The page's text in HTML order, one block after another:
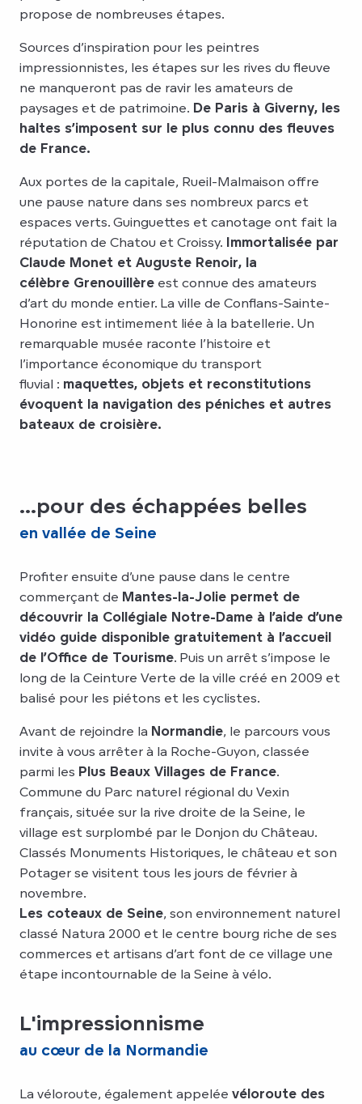
propose de nombreuses étapes.
Sources d’inspiration pour les peintres
impressionnistes, les étapes sur les rives du fleuve
ne manqueront pas de ravir les amateurs de
paysages et de patrimoine. De Paris à Giverny, les
haltes s’imposent sur le plus connu des fleuves
de France.
Aux portes de la capitale, Rueil-Malmaison offre
une pause nature dans ses nombreux parcs et
espaces verts. Guinguettes et canotage ont fait la
réputation de Chatou et Croissy. Immortalisée par
Claude Monet et Auguste Renoir, la
célèbre Grenouillère est connue des amateurs
d’art du monde entier. La ville de Conflans-Sainte-
Honorine est intimement liée à la batellerie. Un
remarquable musée raconte l’histoire et
l’importance économique du transport
fluvial : maquettes, objets et reconstitutions
évoquent la navigation des péniches et autres
bateaux de croisière.
...pour des échappées belles
en vallée de Seine
Profiter ensuite d’une pause dans le centre
commerçant de Mantes-la-Jolie permet de
découvrir la Collégiale Notre-Dame à l’aide d’une
vidéo guide disponible gratuitement à l’accueil
de l’Office de Tourisme. Puis un arrêt s’impose le
long de la Ceinture Verte de la ville créé en 2009 et
balisé pour les piétons et les cyclistes.
Avant de rejoindre la Normandie, le parcours vous
invite à vous arrêter à la Roche-Guyon, classée
parmi les Plus Beaux Villages de France.
Commune du Parc naturel régional du Vexin
français, située sur la rive droite de la Seine, le
village est surplombé par le Donjon du Château.
Classés Monuments Historiques, le château et son
Potager se visitent tous les jours de février à
novembre.
Les coteaux de Seine, son environnement naturel
classé Natura 2000 et le centre bourg riche de ses
commerces et artisans d’art font de ce village une
étape incontournable de la Seine à vélo.
L'impressionnisme
au cœur de la Normandie
La véloroute, également appelée véloroute des